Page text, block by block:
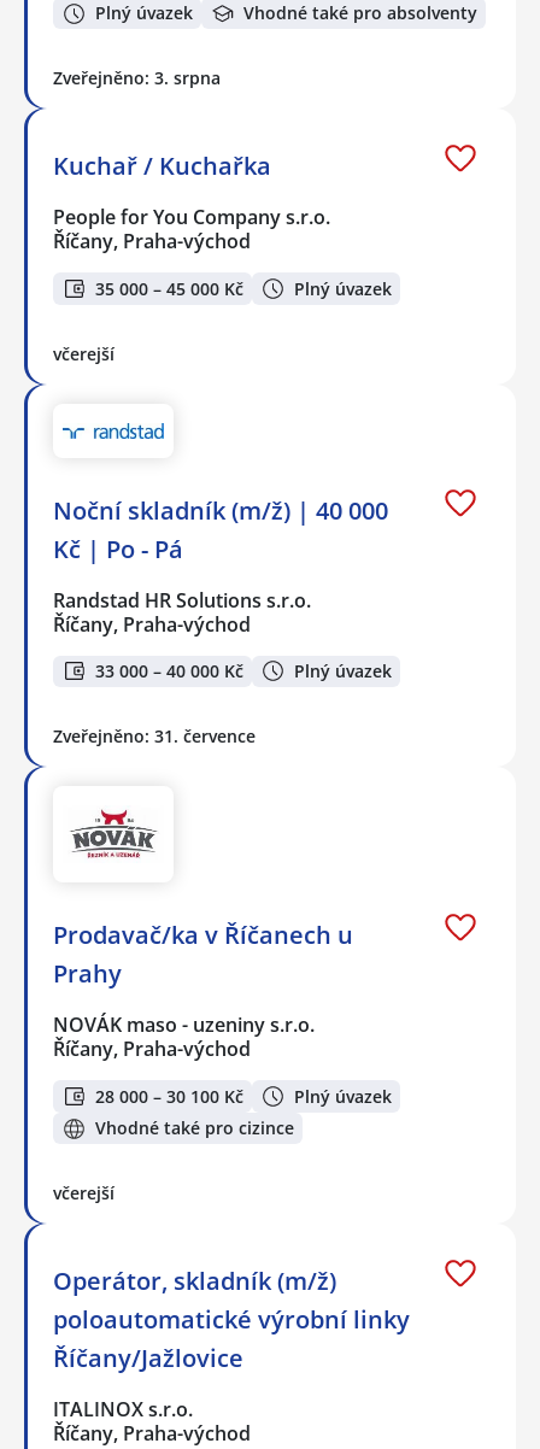
Plný úvazek Vhodné také pro absolventy
Zveřejněno: 3. srpna
Kuchař / Kuchařka
People for You Company s.r.o.
Říčany, Praha-východ
35 000 – 45 000 Kč Plný úvazek
včerejší
Noční skladník (m/ž) | 40 000
Kč | Po - Pá
Randstad HR Solutions s.r.o.
Říčany, Praha-východ
33 000 – 40 000 Kč Plný úvazek
Zveřejněno: 31. července
Prodavač/ka v Říčanech u
Prahy
NOVÁK maso - uzeniny s.r.o.
Říčany, Praha-východ
28 000 – 30 100 Kč
Plný úvazek
Vhodné také pro cizince
včerejší
Operátor, skladník (m/ž)
poloautomatické výrobní linky
Říčany/Jažlovice
ITALINOX s.r.o.
Říčany, Praha-východ